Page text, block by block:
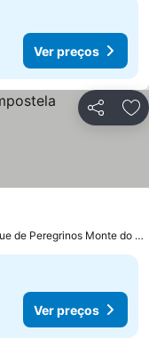
Ver preços
Partilhar
a 2.9 km de Albergue de Peregrinos Monte do Gozo
Ver preços